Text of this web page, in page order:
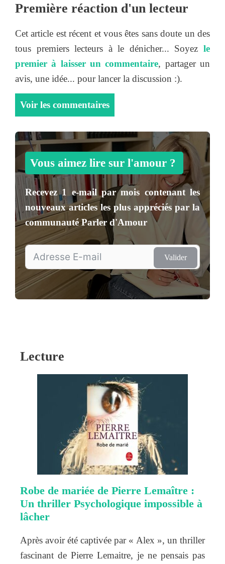
Première réaction d'un lecteur
Cet article est récent et vous êtes sans doute un des
tous premiers lecteurs à le dénicher... Soyez le
premier à laisser un commentaire, partager un
avis, une idée... pour lancer la discussion :).
Voir les commentaires
Vous aimez lire sur l'amour ?
Recevez1 e-mail par mois contenant les
nouveaux articles les plus appréciés par la
communautéParler d'Amour
Valider
Lecture
Robe de mariée de Pierre Lemaître :
Un thriller Psychologique impossible à
lâcher
Après avoir été captivée par « Alex », un thriller
fascinant de Pierre Lemaitre, je ne pensais pas